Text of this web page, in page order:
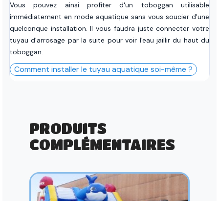
Vous pouvez ainsi profiter d'un toboggan utilisable
immédiatement en mode aquatique sans vous soucier d'une
quelconque installation. Il vous faudra juste connecter votre
tuyau d'arrosage par la suite pour voir l'eau jaillir du haut du
toboggan.
Comment installer le tuyau aquatique soi-même ?
PRODUITS
COMPLÉMENTAIRES